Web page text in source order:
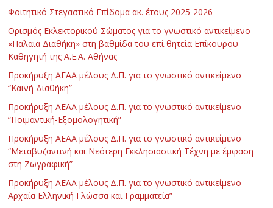
Φοιτητικό Στεγαστικό Επίδομα ακ. έτους 2025-2026
Ορισμός Εκλεκτορικού Σώματος για το γνωστικό αντικείμενο
«Παλαιά Διαθήκη» στη βαθμίδα του επί θητεία Επίκουρου
Καθηγητή της Α.Ε.Α. Αθήνας
Προκήρυξη ΑΕΑΑ μέλους Δ.Π. για το γνωστικό αντικείμενο
“Καινή Διαθήκη”
Προκήρυξη ΑΕΑΑ μέλους Δ.Π. για το γνωστικό αντικείμενο
“Ποιμαντική-Εξομολογητική”
Προκήρυξη ΑΕΑΑ μέλους Δ.Π. για το γνωστικό αντικείμενο
“Μεταβυζαντινή και Νεότερη Εκκλησιαστική Τέχνη με έμφαση
στη Ζωγραφική”
Προκήρυξη ΑΕΑΑ μέλους Δ.Π. για το γνωστικό αντικείμενο
Αρχαία Ελληνική Γλώσσα και Γραμματεία”